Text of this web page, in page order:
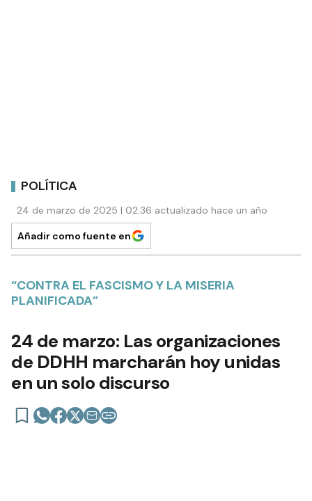
POLÍTICA
24 de marzo de 2025 | 02:36 actualizado hace un año
Añadir como fuente en
“CONTRA EL FASCISMO Y LA MISERIA
PLANIFICADA”
24 de marzo: Las organizaciones
de DDHH marcharán hoy unidas
en un solo discurso